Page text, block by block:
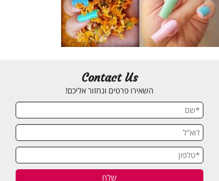
Contact Us
השאירו פרטים ונחזור אליכם!